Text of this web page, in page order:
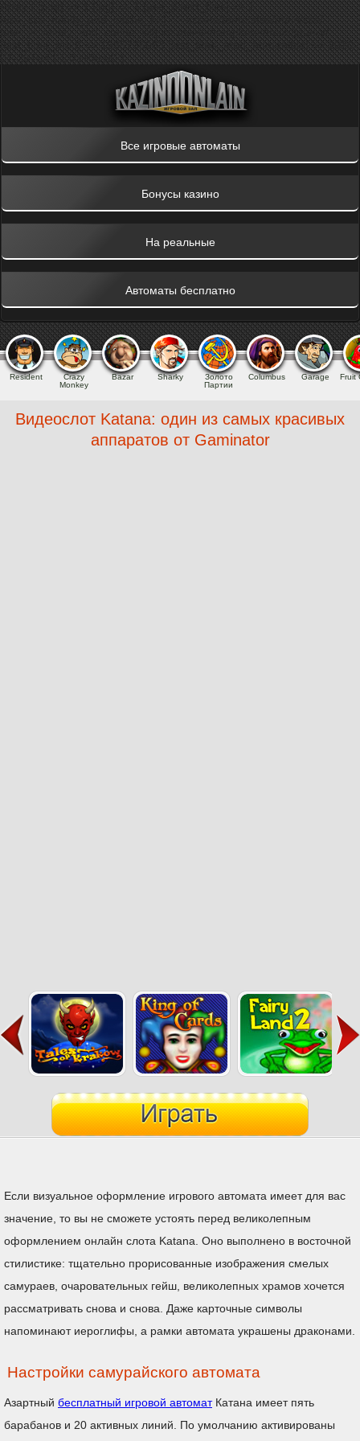
Array ( [png] => 1 [jpg] => 1 [use_direct_files] => 1
[use_ccs_minify_and_cache_kill] => assets/templates/main/css/
[use_js_minify_and_cache_kill] => assets/templates/main/jquery/
[last_time_mod] => 1595736063 [last_time_mod_humanible] => 2020-
07-26T04:01:03+00:00 )
Все игровые автоматы
Бонусы казино
На реальные
Автоматы бесплатно
Resident
Crazy
Monkey
Bazar Sharky
Золото
Партии
Columbus Garage Fruit
Видеослот Katana: один из самых красивых
аппаратов от Gaminator
Если визуальное оформление игрового автомата имеет для вас
значение, то вы не сможете устоять перед великолепным
оформлением онлайн слота Katana. Оно выполнено в восточной
стилистике: тщательно прорисованные изображения смелых
самураев, очаровательных гейш, великолепных храмов хочется
рассматривать снова и снова. Даже карточные символы
напоминают иероглифы, а рамки автомата украшены драконами.
Настройки самурайского автомата
Азартный бесплатный игровой автоматКатана имеет пять
барабанов и 20 активных линий. По умолчанию активированы